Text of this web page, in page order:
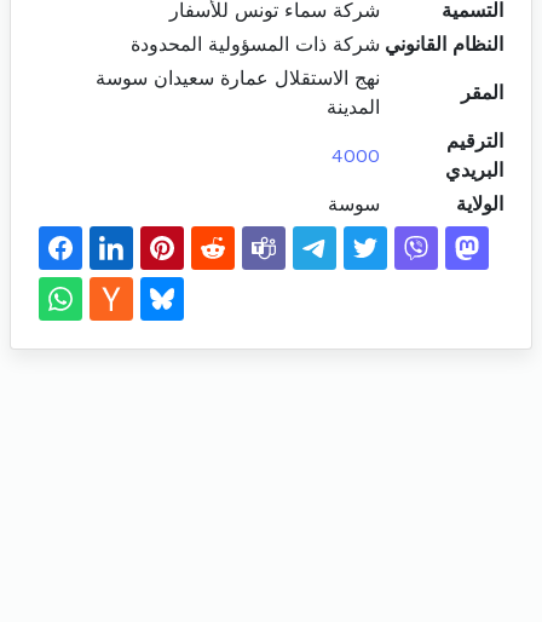
التسمية
شركة سماء تونس للأسفار
النظام القانوني شركة ذات المسؤولية المحدودة
المقر
نهج الاستقلال عمارة سعيدان سوسة
المدينة
الترقيم
البريدي
4000
الولاية سوسة